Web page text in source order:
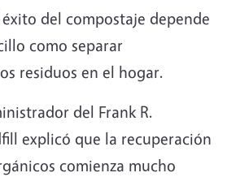
del compostaje depende
como separar
residuos en el hogar.
del Frank R.
explicó que la recuperación
comienza mucho